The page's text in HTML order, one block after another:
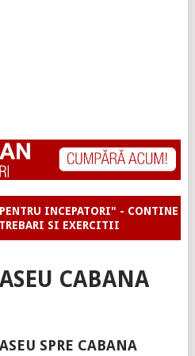
INCEPATORI" - CONTINE
SI EXERCITII
CABANA
SPRE CABANA